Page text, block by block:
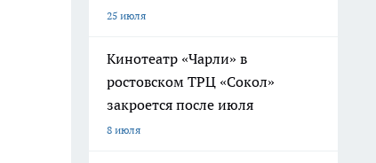
25 июля
Кинотеатр «Чарли» в
ростовском ТРЦ «Сокол»
закроется после июля
8 июля